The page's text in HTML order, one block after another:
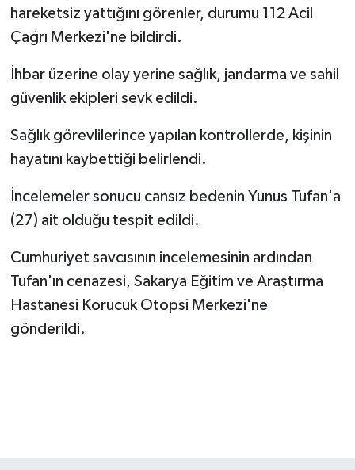
hareketsiz yattığını görenler, durumu 112 Acil
Çağrı Merkezi'ne bildirdi.
İhbar üzerine olay yerine sağlık, jandarma ve sahil
güvenlik ekipleri sevk edildi.
Sağlık görevlilerince yapılan kontrollerde, kişinin
hayatını kaybettiği belirlendi.
İncelemeler sonucu cansız bedenin Yunus Tufan'a
(27) ait olduğu tespit edildi.
Cumhuriyet savcısının incelemesinin ardından
Tufan'ın cenazesi, Sakarya Eğitim ve Araştırma
Hastanesi Korucuk Otopsi Merkezi'ne
gönderildi.